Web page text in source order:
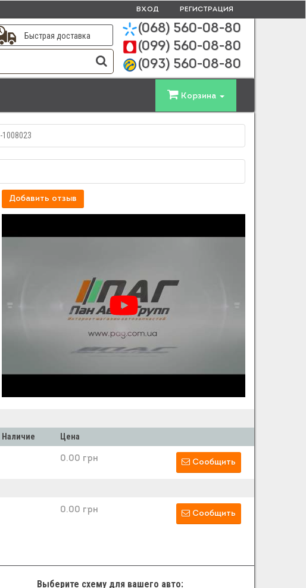
ВХОД РЕГИСТРАЦИЯ
Быстрая доставка (068) 560-08-80
(099) 560-08-80
(093) 560-08-80
Корзина
1008023
Добавить отзыв
Наличие Цена
0.00 грн Сообщить
0.00 грн Сообщить
Выберите схему для вашего авто: